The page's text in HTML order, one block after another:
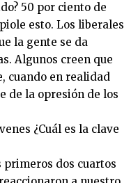
50 por ciento de
esto. Los liberales
la gente se da
Algunos creen que
cuando en realidad
de la opresión de los
¿Cuál es la clave
primeros dos cuartos